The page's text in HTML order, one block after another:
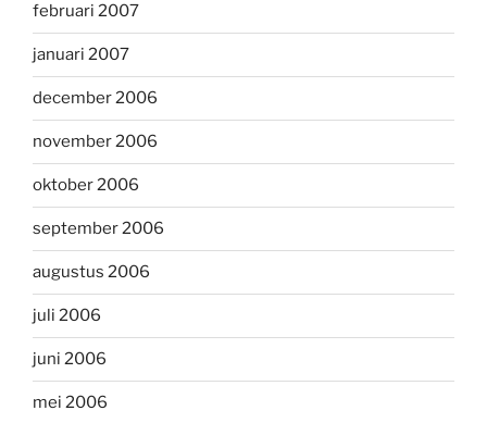
februari 2007
januari 2007
december 2006
november 2006
oktober 2006
september 2006
augustus 2006
juli 2006
juni 2006
mei 2006